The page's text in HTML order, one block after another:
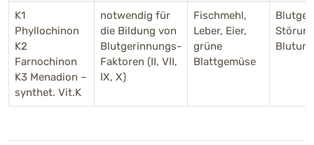
K1
Phyllochinon
K2
Farnochinon
K3 Menadion –
synthet. Vit.K
notwendig für
die Bildung von
Blutgerinnungs-
Faktoren (II, VII,
IX, X)
Fischmehl,
Leber, Eier,
grüne
Blattgemüse